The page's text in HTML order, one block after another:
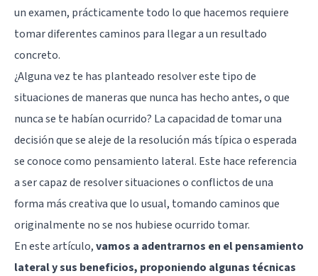
un examen, prácticamente todo lo que hacemos requiere
tomar diferentes caminos para llegar a un resultado
concreto.
¿Alguna vez te has planteado resolver este tipo de
situaciones de maneras que nunca has hecho antes, o que
nunca se te habían ocurrido? La capacidad de tomar una
decisión que se aleje de la resolución más típica o esperada
se conoce como pensamiento lateral. Este hace referencia
a ser capaz de resolver situaciones o conflictos de una
forma más creativa que lo usual, tomando caminos que
originalmente no se nos hubiese ocurrido tomar.
En este artículo,vamos a adentrarnos en el pensamiento
lateral y sus beneficios, proponiendo algunas técnicas